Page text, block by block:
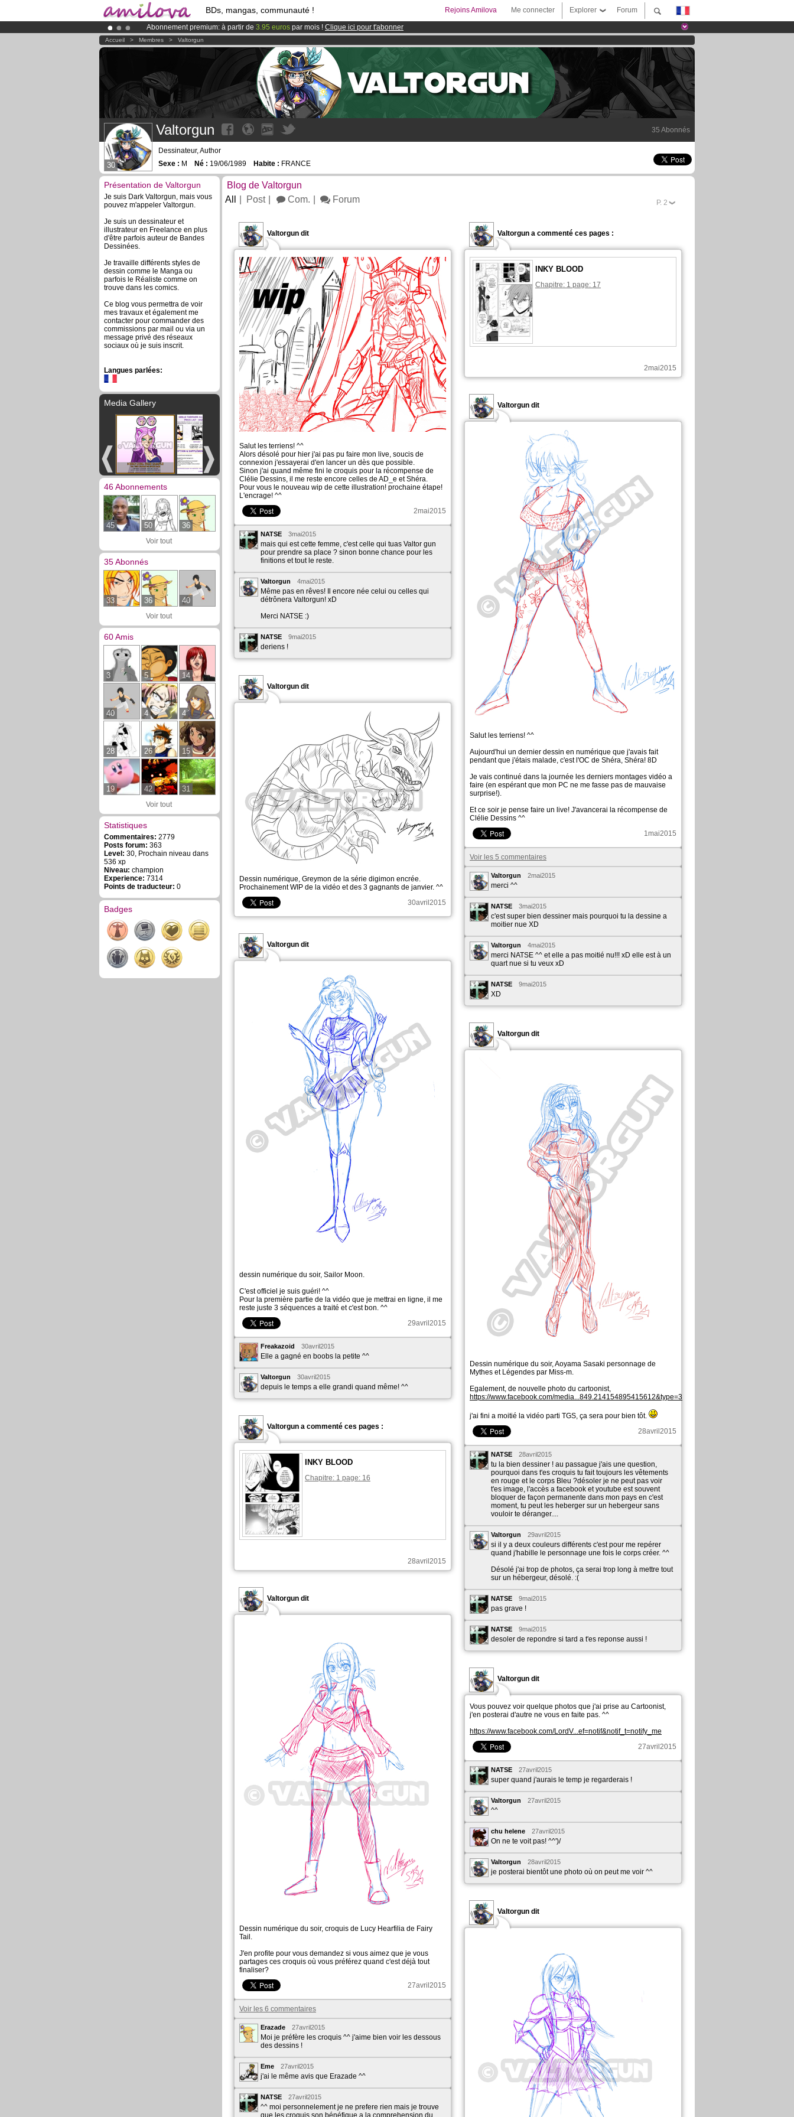
BDs, mangas, communauté ! Forum
Explorer
Me connecter
Rejoins Amilova
Abonnement premium: à partir de 3.95 euros par mois ! Clique ici pour t'abonner
Déjà 100000membreset 1000BDs & Mangas!
LeKickstarter Amilova est désormais lancé!.
Accueil > Membres > Valtorgun
35 Abonnés
30
Valtorgun
Dessinateur, Author
Sexe : M Né : 19/06/1989 Habite : FRANCE
Présentation de Valtorgun
Je suis Dark Valtorgun, mais vous
pouvez m'appeler Valtorgun.
Je suis un dessinateur et
illustrateur en Freelance en plus
d'être parfois auteur de Bandes
Dessinées.
Je travaille différents styles de
dessin comme le Manga ou
parfois le Réaliste comme on
trouve dans les comics.
Ce blog vous permettra de voir
mes travaux et également me
contacter pour commander des
commissions par mail ou via un
message privé des réseaux
sociaux où je suis inscrit.
Langues parlées:
Media Gallery
46 Abonnements
45 50 36
Voir tout
35 Abonnés
33 36 40
Voir tout
60 Amis
3 5 14
40 4 4
28 26 15
19 42 31
Voir tout
Statistiques
Commentaires: 2779
Posts forum: 363
Level: 30, Prochain niveau dans
536 xp
Niveau: champion
Experience: 7314
Points de traducteur: 0
Badges
Blog de Valtorgun
P. 2
All Post Com. Forum
Valtorgun dit
Salut les terriens! ^^
Alors désolé pour hier j'ai pas pu faire mon live, soucis de
connexion j'essayerai d'en lancer un dès que possible.
Sinon j'ai quand même fini le croquis pour la récompense de
Clélie Dessins, il me reste encore celles de AD_e et Shéra.
Pour vous le nouveau wip de cette illustration! prochaine étape!
L'encrage! ^^
2mai2015
NATSE 3mai2015
mais qui est cette femme, c'est celle qui tuas Valtor gun
pour prendre sa place ? sinon bonne chance pour les
finitions et tout le reste.
Valtorgun 4mai2015
Même pas en rêves! Il encore née celui ou celles qui
détrônera Valtorgun! xD
Merci NATSE :)
NATSE 9mai2015
deriens !
Valtorgun a commenté ces pages :
INKY BLOOD
Chapitre: 1 page: 17
2mai2015
Valtorgun dit
Salut les terriens! ^^
Aujourd'hui un dernier dessin en numérique que j'avais fait
pendant que j'étais malade, c'est l'OC de Shéra​, Shéra! 8D
Je vais continué dans la journée les derniers montages vidéo a
faire (en espérant que mon PC ne me fasse pas de mauvaise
surprise!).
Et ce soir je pense faire un live! J'avancerai la récompense de
Clélie Dessins​ ^^
1mai2015
Voir les 5 commentaires
Valtorgun 2mai2015
merci ^^
NATSE 3mai2015
c'est super bien dessiner mais pourquoi tu la dessine a
moitier nue XD
Valtorgun 4mai2015
merci NATSE ^^ et elle a pas moitié nu!!! xD elle est à un
quart nue si tu veux xD
NATSE 9mai2015
XD
Valtorgun dit
Dessin numérique, Greymon de la série digimon encrée.
Prochainement WIP de la vidéo et des 3 gagnants de janvier. ^^
30avril2015
Valtorgun dit
dessin numérique du soir, Sailor Moon.
C'est officiel je suis guéri! ^^
Pour la première partie de la vidéo que je mettrai en ligne, il me
reste juste 3 séquences a traité et c'est bon. ^^
29avril2015
Freakazoid 30avril2015
Elle a gagné en boobs la petite ^^
Valtorgun 30avril2015
depuis le temps a elle grandi quand même! ^^
Valtorgun dit
Dessin numérique du soir, Aoyama Sasaki personnage de
Mythes et Légendes​ par Miss-m.
Egalement, de nouvelle photo du cartoonist,
https://www.facebook.com/media...849.214154895415612&type=3
j'ai fini a moitié la vidéo parti TGS, ça sera pour bien tôt.
28avril2015
NATSE 28avril2015
tu la bien dessiner ! au passague j'ais une question,
pourquoi dans t'es croquis tu fait toujours les vêtements
en rouge et le corps Bleu ?désoler je ne peut pas voir
t'es image, l'accès a facebook et youtube est souvent
bloquer de façon permanente dans mon pays en c'est
moment, tu peut les heberger sur un hebergeur sans
vouloir te déranger....
Valtorgun 29avril2015
si il y a deux couleurs différents c'est pour me repérer
quand j'habille le personnage une fois le corps créer. ^^
Désolé j'ai trop de photos, ça serai trop long à mettre tout
sur un hébergeur, désolé. :(
NATSE 9mai2015
pas grave !
NATSE 9mai2015
desoler de repondre si tard a t'es reponse aussi !
Valtorgun a commenté ces pages :
INKY BLOOD
Chapitre: 1 page: 16
28avril2015
Valtorgun dit
Dessin numérique du soir, croquis de Lucy Hearfilia de Fairy
Tail.
J'en profite pour vous demandez si vous aimez que je vous
partages ces croquis où vous préférez quand c'est déjà tout
finaliser?
27avril2015
Voir les 6 commentaires
Erazade 27avril2015
Moi je préfère les croquis ^^ j'aime bien voir les dessous
des dessins !
Eme 27avril2015
j'ai le même avis que Erazade ^^
NATSE 27avril2015
^^ moi personnelement je ne prefere rien mais je trouve
que les croquis son bénéfique a la comprehension du
Valtorgun dit
Vous pouvez voir quelque photos que j'ai prise au Cartoonist,
j'en posterai d'autre ne vous en faite pas. ^^
https://www.facebook.com/LordV...ef=notif&notif_t=notify_me
27avril2015
NATSE 27avril2015
super quand j'aurais le temp je regarderais !
Valtorgun 27avril2015
^^
chu helene 27avril2015
On ne te voit pas! ^^')/
Valtorgun 28avril2015
je posterai bientôt une photo où on peut me voir ^^
Valtorgun dit